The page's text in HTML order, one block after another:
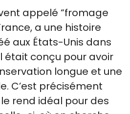
appelé “fromage
a une histoire
aux États-Unis dans
était conçu pour avoir
longue et une
C’est précisément
rend idéal pour des